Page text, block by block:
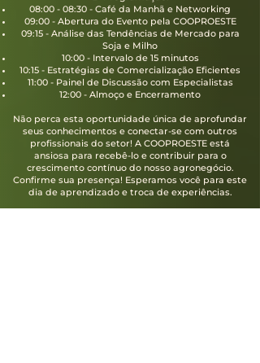
08:00 - 08:30 - Café da Manhã e Networking
09:00 - Abertura do Evento pela COOPROESTE
09:15 - Análise das Tendências de Mercado para
Soja e Milho
10:00 - Intervalo de 15 minutos
10:15 - Estratégias de Comercialização Eficientes
11:00 - Painel de Discussão com Especialistas
12:00 - Almoço e Encerramento
Não perca esta oportunidade única de aprofundar
seus conhecimentos e conectar-se com outros
profissionais do setor! A COOPROESTE está
ansiosa para recebê-lo e contribuir para o
crescimento contínuo do nosso agronegócio.
Confirme sua presença! Esperamos você para este
dia de aprendizado e troca de experiências.